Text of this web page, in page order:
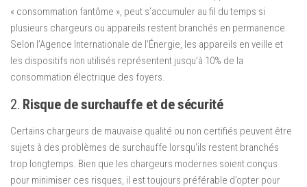
« consommation fantôme », peut s’accumuler au fil du temps si
plusieurs chargeurs ou appareils restent branchés en permanence.
Selon l’Agence Internationale de l’Énergie, les appareils en veille et
les dispositifs non utilisés représentent jusqu’à 10% de la
consommation électrique des foyers.
2. Risque de surchauffe et de sécurité
Certains chargeurs de mauvaise qualité ou non certifiés peuvent être
sujets à des problèmes de surchauffe lorsqu’ils restent branchés
trop longtemps. Bien que les chargeurs modernes soient conçus
pour minimiser ces risques, il est toujours préférable d’opter pour